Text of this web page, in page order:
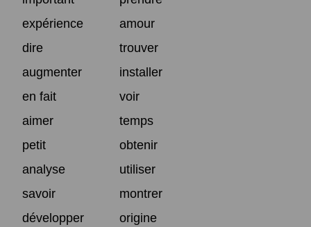
expérience
amour
dire
trouver
augmenter
installer
en fait
voir
aimer
temps
petit
obtenir
analyse
utiliser
savoir
montrer
développer
origine